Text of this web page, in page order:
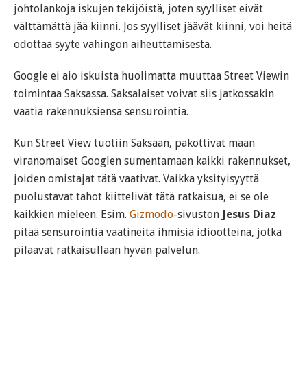
johtolankoja iskujen tekijöistä, joten syylliset eivät
välttämättä jää kiinni. Jos syylliset jäävät kiinni, voi heitä
odottaa syyte vahingon aiheuttamisesta.
Google ei aio iskuista huolimatta muuttaa Street Viewin
toimintaa Saksassa. Saksalaiset voivat siis jatkossakin
vaatia rakennuksiensa sensurointia.
Kun Street View tuotiin Saksaan, pakottivat maan
viranomaiset Googlen sumentamaan kaikki rakennukset,
joiden omistajat tätä vaativat. Vaikka yksityisyyttä
puolustavat tahot kiittelivät tätä ratkaisua, ei se ole
kaikkien mieleen. Esim. Gizmodo-sivuston Jesus Diaz
pitää sensurointia vaatineita ihmisiä idiootteina, jotka
pilaavat ratkaisullaan hyvän palvelun.